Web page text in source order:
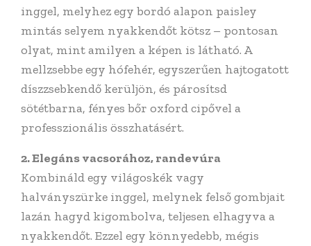
inggel, melyhez egy bordó alapon paisley
mintás selyem nyakkendőt kötsz – pontosan
olyat, mint amilyen a képen is látható. A
mellzsebbe egy hófehér, egyszerűen hajtogatott
díszzsebkendő kerüljön, és párosítsd
sötétbarna, fényes bőr oxford cipővel a
professzionális összhatásért.
2. Elegáns vacsorához, randevúra
Kombináld egy világoskék vagy
halványszürke inggel, melynek felső gombjait
lazán hagyd kigombolva, teljesen elhagyva a
nyakkendőt. Ezzel egy könnyedebb, mégis